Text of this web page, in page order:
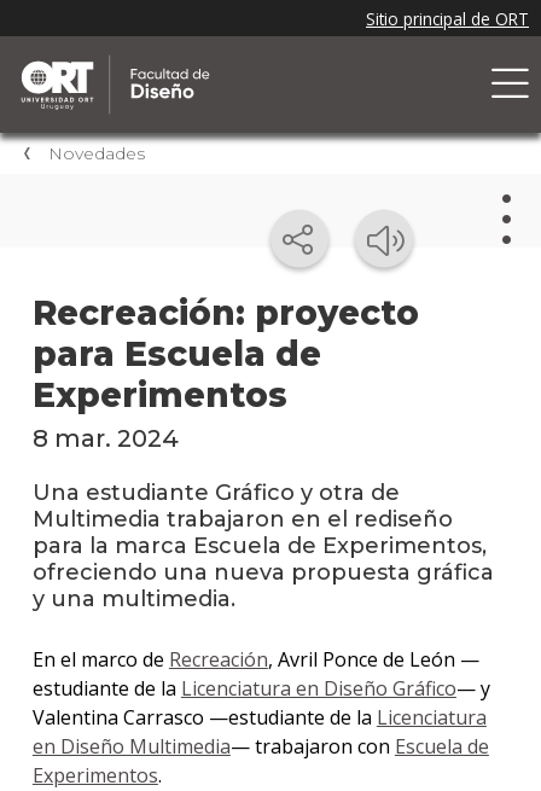
Novedades
Recreación: proyecto
para Escuela de
Experimentos
en
los
8 mar. 2024
Una estudiante Gráfico y otra de
Multimedia trabajaron en el rediseño
para la marca Escuela de Experimentos,
ofreciendo una nueva propuesta gráfica
y una multimedia.
En el marco de Recreación, Avril Ponce de León —
estudiante de la Licenciatura en Diseño Gráfico— y
Valentina Carrasco —estudiante de la Licenciatura
en Diseño Multimedia— trabajaron con Escuela de
Experimentos.